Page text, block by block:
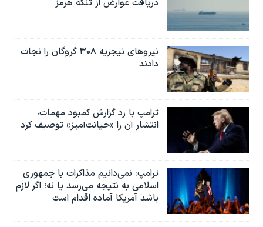
دریافت عوارض از تنگه هرمز
نیروهای نیجریه‌ ۳۰۸ گروگان را نجات
دادند
ترامپ با رد گزارش کمبود مهمات،
انتشار آن را «خیانت‌آمیز» توصیف کرد
ترامپ: نمی‌دانیم مذاکرات با جمهوری
اسلامی به نتیجه می‌رسد یا نه؛ اگر لازم
باشد آمریکا آماده اقدام است